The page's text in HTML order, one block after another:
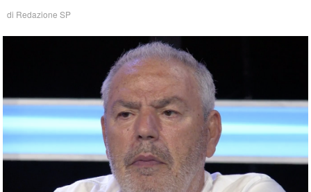
di Redazione SP